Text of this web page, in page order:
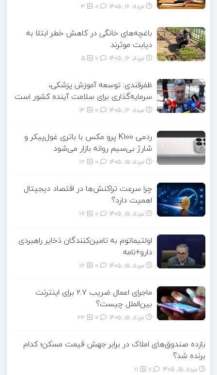
مرداد ۱۶, ۱۴۰۵ 3
باغچه‌های خانگی در کاهش خطر ابتلا به
دیابت موثرند
مرداد ۱۶, ۱۴۰۵ 5
ظفرقندی: توسعه آموزش پزشکی،
سرمایه‌گذاری برای سلامت آینده کشور است
مرداد ۱۶, ۱۴۰۵ 13
ردمی K100 پرو مکس با باتری غول‌پیکر و
شارژ بی‌سیم روانه بازار می‌شود
مرداد ۱۵, ۱۴۰۵ 12
چرا سرعت تراکنش‌ها در اقتصاد دیجیتال
اهمیت دارد؟
مرداد ۱۵, ۱۴۰۵ 17
اولتیماتوم به تامین‌کنندگان ذخایر راهبردی
دارو+نامه
مرداد ۱۵, ۱۴۰۵ 12
ماجرای اعمال ضریب ۲.۷ برای اینترنت
بین‌الملل چیست؟
مرداد ۱۵, ۱۴۰۵ 22
بازده صندوق‌های املاک در برابر جهش قیمت مسکن؛ کدام
برنده شد؟
مرداد ۱۵, ۱۴۰۵ 11